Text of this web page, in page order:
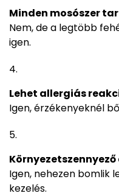
Minden mosószer
Nem, de a legtöbb
igen.
Lehet allergiás
Igen, érzékenyeknél
Igen, nehezen bomlik
kezelés.